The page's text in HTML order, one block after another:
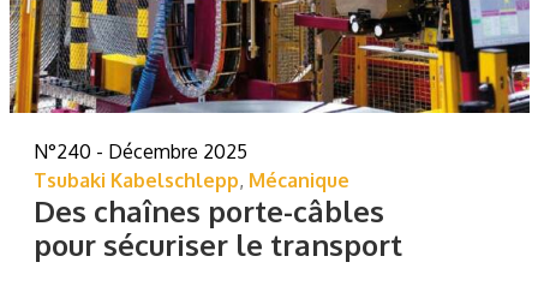
N°240 - Décembre 2025
Tsubaki Kabelschlepp, Mécanique
Des chaînes porte-câbles
pour sécuriser le transport